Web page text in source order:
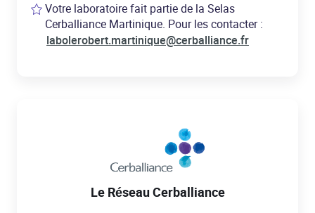
Votre laboratoire fait partie de la Selas
Cerballiance Martinique. Pour les contacter :
labolerobert.martinique@cerballiance.fr
Le Réseau Cerballiance